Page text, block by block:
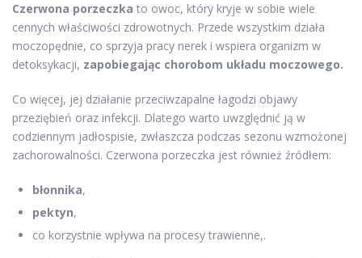
Czerwona porzeczka to owoc, który kryje w sobie wiele
cennych właściwości zdrowotnych. Przede wszystkim działa
moczopędnie, co sprzyja pracy nerek i wspiera organizm w
detoksykacji, zapobiegając chorobom układu moczowego.
Co więcej, jej działanie przeciwzapalne łagodzi objawy
przeziębień oraz infekcji. Dlatego warto uwzględnić ją w
codziennym jadłospisie, zwłaszcza podczas sezonu wzmożonej
zachorowalności. Czerwona porzeczka jest również źródłem:
błonnika,
pektyn,
co korzystnie wpływa na procesy trawienne,.